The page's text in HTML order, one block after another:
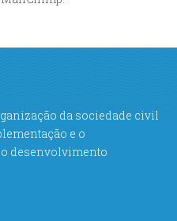
da sociedade civil
e o
desenvolvimento